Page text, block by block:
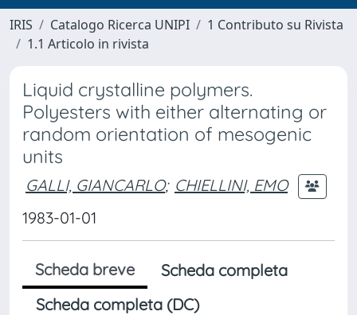
IRIS Catalogo Ricerca UNIPI
1 Contributo su Rivista
1.1 Articolo in rivista
Liquid crystalline polymers.
Polyesters with either alternating or
random orientation of mesogenic
units
GALLI, GIANCARLO; CHIELLINI, EMO
1983-01-01
Scheda breve
Scheda completa
Scheda completa (DC)